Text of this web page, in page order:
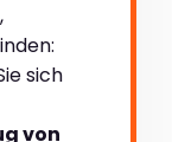
sich
von